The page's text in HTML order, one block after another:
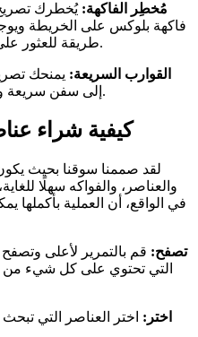
مُخطِر الفاكهة: يُخطرك
فاكهة بلوكس على الخريطة
طريقة للعثور على الفواكه النادرة وجمعها في البرية.
القوارب السريعة: يمنحك
إلى سفن سريعة ومتينة تجعل السفر في البحار سهلاً.
كيفية شراء
لقد صممنا سوقنا بحيث
والعناصر، والفواكه سهلًا
في الواقع، أن العملية
تصفح: قم بالتمرير لأعلى
التي تحتوي على كل شيء من
اختر: اختر العناصر التي